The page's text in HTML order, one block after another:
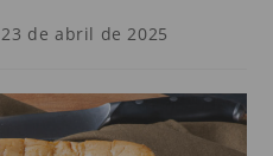
23 de abril de 2025